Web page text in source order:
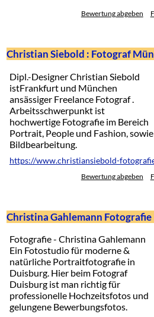
Bewertung abgeben
Christian Siebold : Fotograf
Dipl.-Designer Christian Siebold
istFrankfurt und München
ansässiger Freelance Fotograf .
Arbeitsschwerpunkt ist
hochwertige Fotografie im Bereich
Portrait, People und Fashion, sowie
Bildbearbeitung.
https://www.christiansiebold-
Bewertung abgeben
Christina Gahlemann Fotografie
Fotografie - Christina Gahlemann
Ein Fotostudio für moderne &
natürliche Portraitfotografie in
Duisburg. Hier beim Fotograf
Duisburg ist man richtig für
professionelle Hochzeitsfotos und
gelungene Bewerbungsfotos.